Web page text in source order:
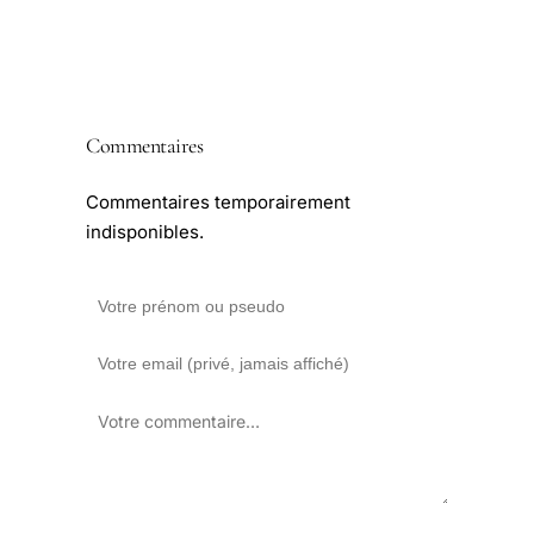
Commentaires
Commentaires temporairement
indisponibles.